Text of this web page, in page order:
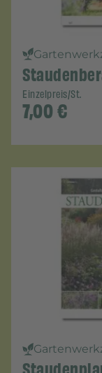
Einzelpreis/St.
7,00€